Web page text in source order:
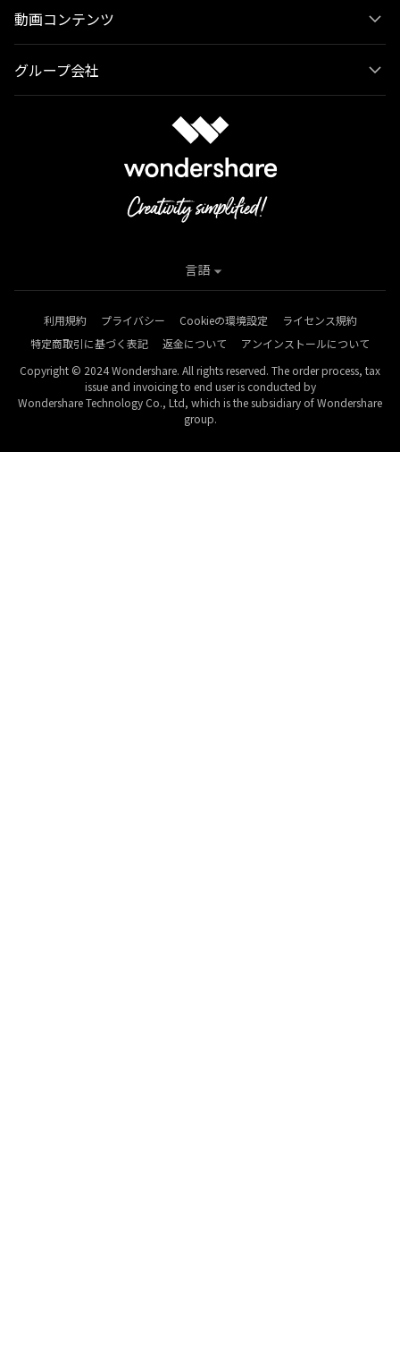
動画コンテンツ
グループ会社
利用規約 プライバシー Cookieの環境設定
ライセンス規約
特定商取引に基づく表記
返金について
アンインストールについて
Copyright © 2024 Wondershare. All rights reserved. The order process, tax
issue and invoicing to end user is conducted by
Wondershare Technology Co., Ltd, which is the subsidiary of Wondershare
group.
言語